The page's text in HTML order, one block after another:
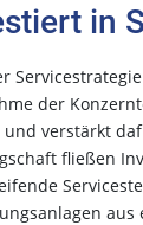
in
der
und verstärkt
fließen
aus